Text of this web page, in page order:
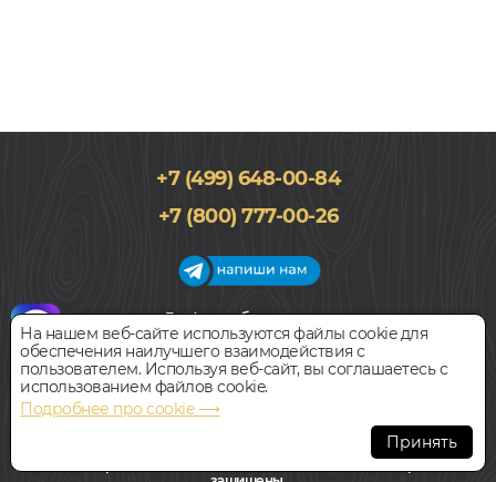
+7 (499) 648-00-84
+7 (800) 777-00-26
График работы салона
Пн-Вс с 09:00 до 21:00
Наш адрес:127018, г. Москва,
ул.Складочная, д.1, строение 9
Всегда свободная парковка
На нашем веб-сайте используются файлы cookie для
обеспечения наилучшего взаимодействия с
пользователем. Используя веб-сайт, вы соглашаетесь с
использованием файлов cookie.
Подробнее про cookie ⟶
Принять